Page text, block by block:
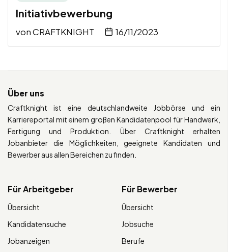
Initiativbewerbung
vonCRAFTKNIGHT 16/11/2023
Über uns
Craftknight ist eine deutschlandweite Jobbörse und ein
Karriereportal mit einem großen Kandidatenpool für Handwerk,
Fertigung und Produktion. Über Craftknight erhalten
Jobanbieter die Möglichkeiten, geeignete Kandidaten und
Bewerber aus allen Bereichen zu finden.
Für Arbeitgeber
Übersicht
Kandidatensuche
Jobanzeigen
Für Bewerber
Übersicht
Jobsuche
Berufe